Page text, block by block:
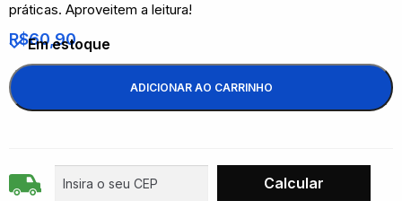
práticas. Aproveitem a leitura!
R$60,90
Em estoque
ADICIONAR AO CARRINHO